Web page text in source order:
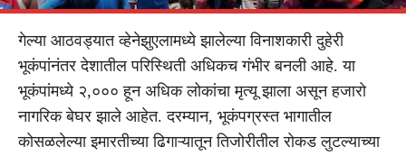
गेल्या आठवड्यात व्हेनेझुएलामध्ये झालेल्या विनाशकारी दुहेरी
भूकंपांनंतर देशातील परिस्थिती अधिकच गंभीर बनली आहे. या
भूकंपांमध्ये २,००० हून अधिक लोकांचा मृत्यू झाला असून हजारो
नागरिक बेघर झाले आहेत. दरम्यान, भूकंपग्रस्त भागातील
कोसळलेल्या इमारतीच्या ढिगाऱ्यातून तिजोरीतील रोकड लुटल्याच्या